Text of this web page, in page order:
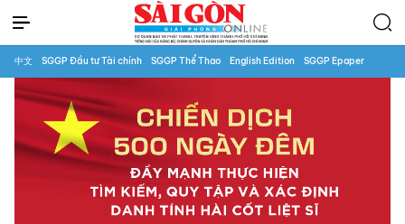
中文 SGGP Đầu tư Tài chính SGGP Thể Thao English Edition SGGP Epaper